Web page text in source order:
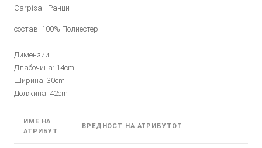
Carpisa - Ранци
состав: 100% Полиестер
Димензии:
Длабочина: 14cm
Ширина: 30cm
Должина: 42cm
ИМЕ НА
АТРИБУТ
ВРЕДНОСТ НА АТРИБУТОТ